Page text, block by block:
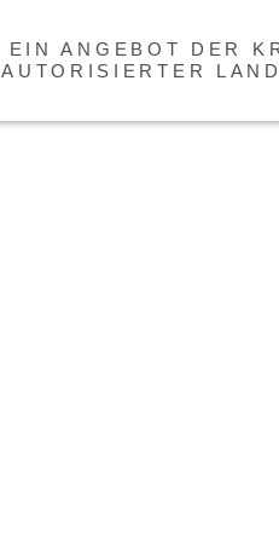
EIN ANGEBOT DER
AUTORISIERTER